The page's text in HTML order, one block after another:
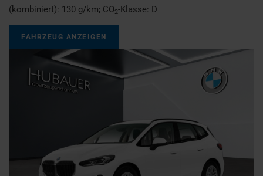
(kombiniert): 130 g/km; CO2-Klasse: D
FAHRZEUG ANZEIGEN